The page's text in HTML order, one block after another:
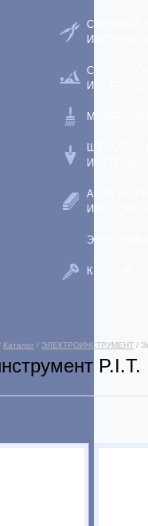
САДОВЫЙ
МАЛЯРНЫЙ
ЭЛЕКТРИКА
КРЕПЕЖ
Каталог / ЭЛЕКТРОИНСТРУМЕНТ /
P.I.T.